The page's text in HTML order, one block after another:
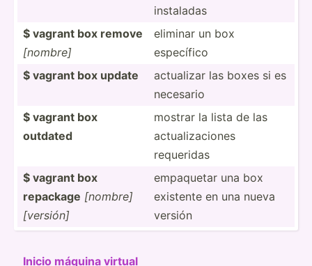
instaladas
$ vagrant box remove
[nombre]
eliminar un box
específico
$ vagrant box update
actualizar las boxes si es
necesario
$ vagrant box
outdated
mostrar la lista de las
actual­iza­ciones
requeridas
$ vagrant box
repackage [nombre]
[versión]
empaquetar una box
existente en una nueva
versión
Inicio máquina virtual